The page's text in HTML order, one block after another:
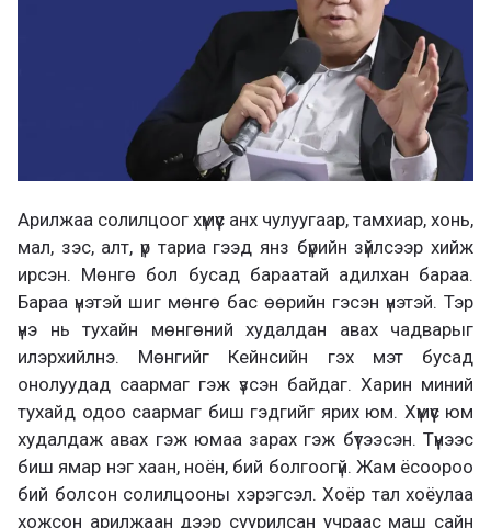
Арилжаа солилцоог хүмүүс анх чулуугаар, тамхиар, хонь,
мал, зэс, алт, үр тариа гээд янз бүрийн зүйлсээр хийж
ирсэн. Мөнгө бол бусад бараатай адилхан бараа.
Бараа үнэтэй шиг мөнгө бас өөрийн гэсэн үнэтэй. Тэр
үнэ нь тухайн мөнгөний худалдан авах чадварыг
илэрхийлнэ. Мөнгийг Кейнсийн гэх мэт бусад
онолуудад саармаг гэж үзсэн байдаг. Харин миний
тухайд одоо саармаг биш гэдгийг ярих юм. Хүмүүс юм
худалдаж авах гэж юмаа зарах гэж бүтээсэн. Түүнээс
биш ямар нэг хаан, ноён, бий болгоогүй. Жам ёсоороо
бий болсон солилцооны хэрэгсэл. Хоёр тал хоёулаа
хожсон арилжаан дээр суурилсан учраас маш сайн